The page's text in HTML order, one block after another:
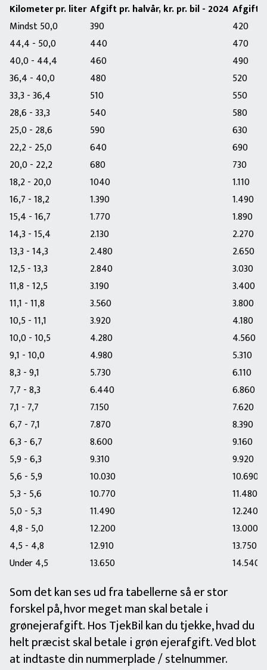
Kilometer pr. liter Afgift pr. halvår, kr. pr. bil - 2024 Afgift
Mindst 50,0
390
420
44,4 - 50,0
440
470
40,0 - 44,4
460
490
36,4 - 40,0
480
520
33,3 - 36,4
510
550
28,6 - 33,3
540
580
25,0 - 28,6
590
630
22,2 - 25,0
640
690
20,0 - 22,2
680
730
18,2 - 20,0
1040
1.110
16,7 - 18,2
1.390
1.490
15,4 - 16,7
1.770
1.890
14,3 - 15,4
2.130
2.270
13,3 - 14,3
2.480
2.650
12,5 - 13,3
2.840
3.030
11,8 - 12,5
3.190
3.400
11,1 - 11,8
3.560
3.800
10,5 - 11,1
3.920
4.180
10,0 - 10,5
4.280
4.560
9,1 - 10,0
4.980
5.310
8,3 - 9,1
5.730
6.110
7,7 - 8,3
6.440
6.860
7,1 - 7,7
7.150
7.620
6,7 - 7,1
7.870
8.390
6,3 - 6,7
8.600
9.160
5,9 - 6,3
9.310
9.920
5,6 - 5,9
10.030
10.690
5,3 - 5,6
10.770
11.480
5,0 - 5,3
11.490
12.240
4,8 - 5,0
12.200
13.000
4,5 - 4,8
12.910
13.750
Under 4,5
13.650 14.540
Som det kan ses ud fra tabellerne så er stor
forskel på, hvor meget man skal betale i
grønejerafgift. Hos TjekBil kan du tjekke, hvad du
helt præcist skal betale i grøn ejerafgift. Ved blot
at indtaste din nummerplade / stelnummer.